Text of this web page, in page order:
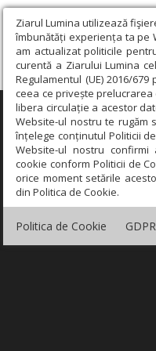
Ziarul Lumina utilizează
îmbunătăți experiența ta pe
am actualizat politicile
curentă a Ziarului Lumina
Regulamentul (UE) 2016/
ceea ce privește
libera circulație a acestor
Website-ul nostru te rugăm
înțelege conținutul Politicii
Website-ul nostru
cookie conform Politicii de
orice moment setările
din Politica de Cookie.
Politica de Cookie GDPR